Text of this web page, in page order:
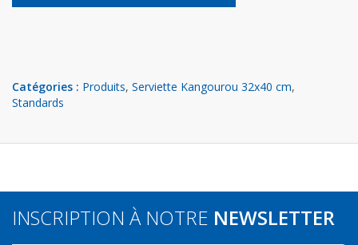
Catégories : Produits, Serviette Kangourou 32x40 cm,
Standards
INSCRIPTION À NOTRE NEWSLETTER